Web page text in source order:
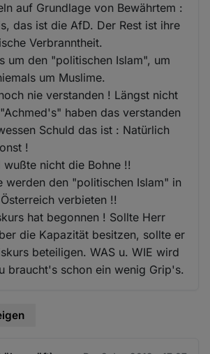
auf Grundlage von Bewährtem :
das ist die AfD. Der Rest ist ihre
Verbranntheit.
um den "politischen Islam", um
um Muslime.
nie verstanden ! Längst nicht
haben das verstanden
Schuld das ist : Natürlich
!
wußte nicht die Bohne !!
werden den "politischen Islam" in
verbieten !!
hat begonnen ! Sollte Herr
die Kapazität besitzen, sollte er
beteiligen. WAS u. WIE wird
braucht's schon ein wenig Grip's.